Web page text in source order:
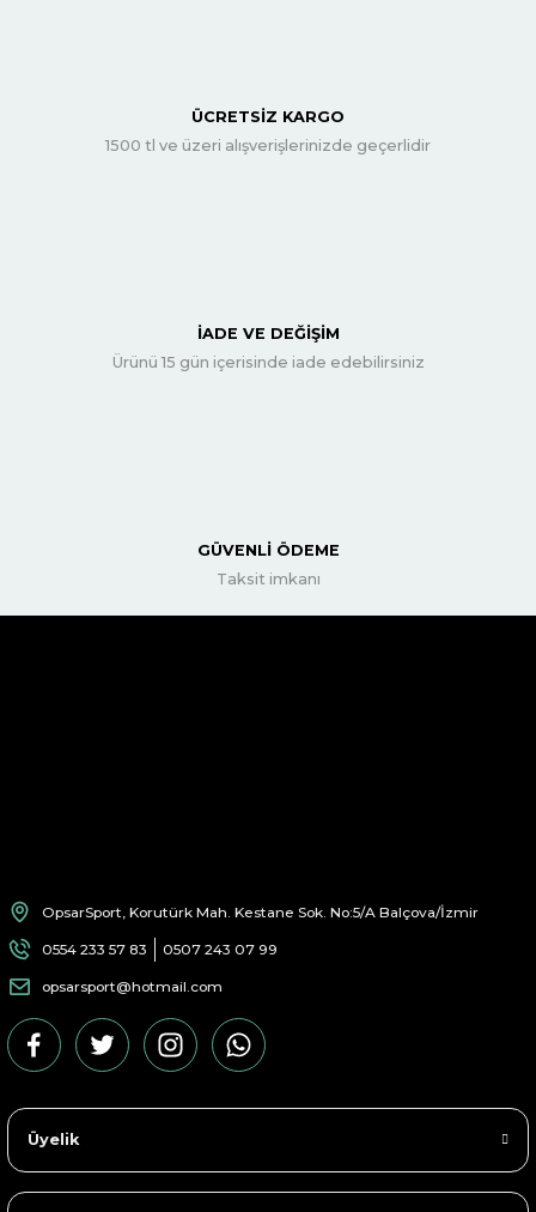
ÜCRETSİZ KARGO
1500 tl ve üzeri alışverişlerinizde geçerlidir
İADE VE DEĞİŞİM
Ürünü 15 gün içerisinde iade edebilirsiniz
GÜVENLİ ÖDEME
Taksit imkanı
OpsarSport, Korutürk Mah. Kestane Sok. No:5/A Balçova/İzmir
0554 233 57 83 0507 243 07 99
opsarsport@hotmail.com
Üyelik